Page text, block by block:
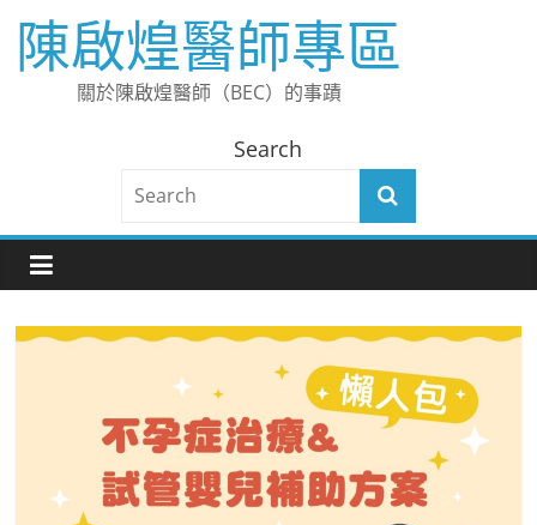
content
陳啟煌醫師專區
關於陳啟煌醫師（BEC）的事蹟
Search